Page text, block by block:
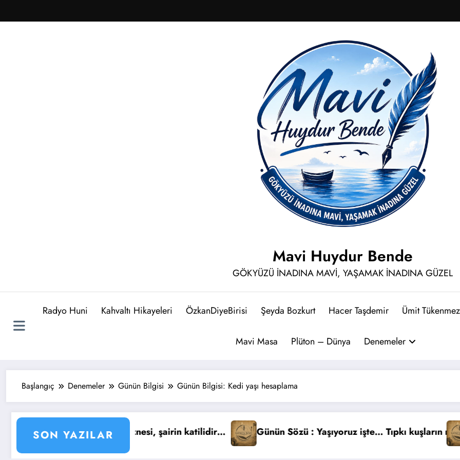
atla
Mavi Huydur Bende
GÖKYÜZÜ İNADINA MAVİ, YAŞAMAK İNADINA GÜZEL
Radyo Huni Kahvaltı Hikayeleri ÖzkanDiyeBirisi Şeyda Bozkurt Hacer Taşdemir Ümit Tükenmez
Mavi Masa Plüton – Dünya Denemeler
Başlangıç Denemeler Günün Bilgisi Günün Bilgisi: Kedi yaşı hesaplama
SON YAZILAR
Sözü : Yaşıyoruz işte… Tıpkı kuşların mutluluktan uçmadığı gibi…Günün Sözü : Yıldızlar intihar etti, siz dilek tuttunuz…Günün